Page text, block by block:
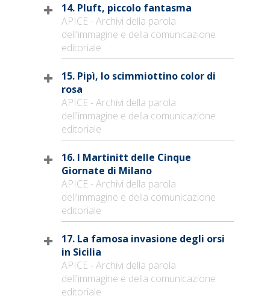
14. Pluft, piccolo fantasma
APICE - Archivi della parola
dell'immagine e della comunicazione
editoriale
15. Pipì, lo scimmiottino color di
rosa
APICE - Archivi della parola
dell'immagine e della comunicazione
editoriale
16. I Martinitt delle Cinque
Giornate di Milano
APICE - Archivi della parola
dell'immagine e della comunicazione
editoriale
17. La famosa invasione degli orsi
in Sicilia
APICE - Archivi della parola
dell'immagine e della comunicazione
editoriale